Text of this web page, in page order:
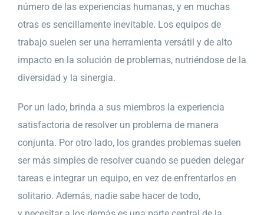
número de las experiencias humanas, y en muchas
otras es sencillamente inevitable. Los equipos de
trabajo suelen ser una herramienta versátil y de alto
impacto en la solución de problemas, nutriéndose de la
diversidad y la sinergia.
Por un lado, brinda a sus miembros la experiencia
satisfactoria de resolver un problema de manera
conjunta. Por otro lado, los grandes problemas suelen
ser más simples de resolver cuando se pueden delegar
tareas e integrar un equipo, en vez de enfrentarlos en
solitario. Además, nadie sabe hacer de todo,